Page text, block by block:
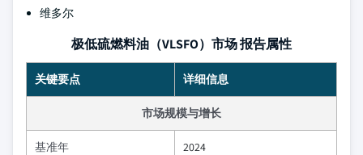
维多尔
极低硫燃料油（VLSFO）市场 报告属性
关键要点 详细信息
市场规模与增长
基准年 2024